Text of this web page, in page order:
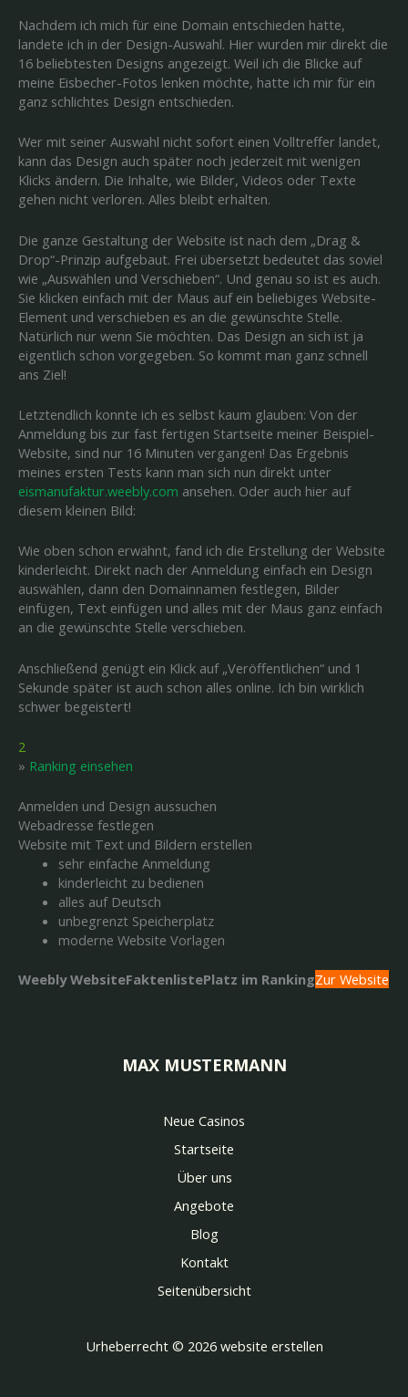
Nachdem ich mich für eine Domain entschieden hatte,
landete ich in der Design-Auswahl. Hier wurden mir direkt die
16 beliebtesten Designs angezeigt. Weil ich die Blicke auf
meine Eisbecher-Fotos lenken möchte, hatte ich mir für ein
ganz schlichtes Design entschieden.
Wer mit seiner Auswahl nicht sofort einen Volltreffer landet,
kann das Design auch später noch jederzeit mit wenigen
Klicks ändern. Die Inhalte, wie Bilder, Videos oder Texte
gehen nicht verloren. Alles bleibt erhalten.
Die ganze Gestaltung der Website ist nach dem „Drag &
Drop“-Prinzip aufgebaut. Frei übersetzt bedeutet das soviel
wie „Auswählen und Verschieben“. Und genau so ist es auch.
Sie klicken einfach mit der Maus auf ein beliebiges Website-
Element und verschieben es an die gewünschte Stelle.
Natürlich nur wenn Sie möchten. Das Design an sich ist ja
eigentlich schon vorgegeben. So kommt man ganz schnell
ans Ziel!
Letztendlich konnte ich es selbst kaum glauben: Von der
Anmeldung bis zur fast fertigen Startseite meiner Beispiel-
Website, sind nur 16 Minuten vergangen! Das Ergebnis
meines ersten Tests kann man sich nun direkt unter
eismanufaktur.weebly.com ansehen. Oder auch hier auf
diesem kleinen Bild:
Wie oben schon erwähnt, fand ich die Erstellung der Website
kinderleicht. Direkt nach der Anmeldung einfach ein Design
auswählen, dann den Domainnamen festlegen, Bilder
einfügen, Text einfügen und alles mit der Maus ganz einfach
an die gewünschte Stelle verschieben.
Anschließend genügt ein Klick auf „Veröffentlichen“ und 1
Sekunde später ist auch schon alles online. Ich bin wirklich
schwer begeistert!
2
» Ranking einsehen
Anmelden und Design aussuchen
Webadresse festlegen
Website mit Text und Bildern erstellen
sehr einfache Anmeldung
kinderleicht zu bedienen
alles auf Deutsch
unbegrenzt Speicherplatz
moderne Website Vorlagen
Weebly WebsiteFaktenlistePlatz im RankingZur Website
MAX MUSTERMANN
Neue Casinos
Startseite
Über uns
Angebote
Blog
Kontakt
Seitenübersicht
Urheberrecht © 2026 website erstellen